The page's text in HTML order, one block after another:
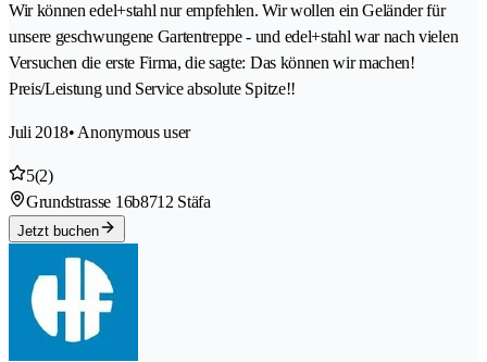
Wir können edel+stahl nur empfehlen. Wir wollen ein Geländer für
unsere geschwungene Gartentreppe - und edel+stahl war nach vielen
Versuchen die erste Firma, die sagte: Das können wir machen!
Preis/Leistung und Service absolute Spitze!!
Juli 2018• Anonymous user
5(2)
Grundstrasse 16b8712 Stäfa
Jetzt buchen